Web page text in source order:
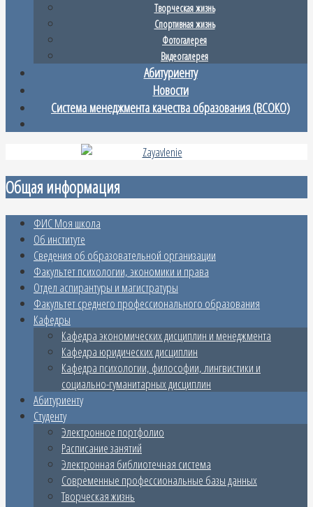
Творческая жизнь
Спортивная жизнь
Фотогалерея
Видеогалерея
Абитуриенту
Новости
Система менеджмента качества образования (ВСОКО)
Общая информация
ФИС Моя школа
Об институте
Сведения об образовательной организации
Факультет психологии, экономики и права
Отдел аспирантуры и магистратуры
Факультет среднего профессионального образования
Кафедры
Кафедра экономических дисциплин и менеджмента
Кафедра юридических дисциплин
Кафедра психологии, философии, лингвистики и
социально-гуманитарных дисциплин
Абитуриенту
Студенту
Электронное портфолио
Расписание занятий
Электронная библиотечная система
Современные профессиональные базы данных
Творческая жизнь